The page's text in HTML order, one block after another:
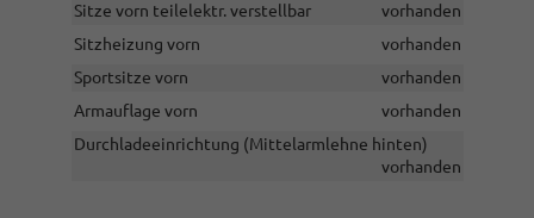
Sitze vorn teilelektr. verstellbar
vorhanden
Sitzheizung vorn
vorhanden
Sportsitze vorn
vorhanden
Armauflage vorn
vorhanden
Durchladeeinrichtung (Mittelarmlehne hinten)
vorhanden